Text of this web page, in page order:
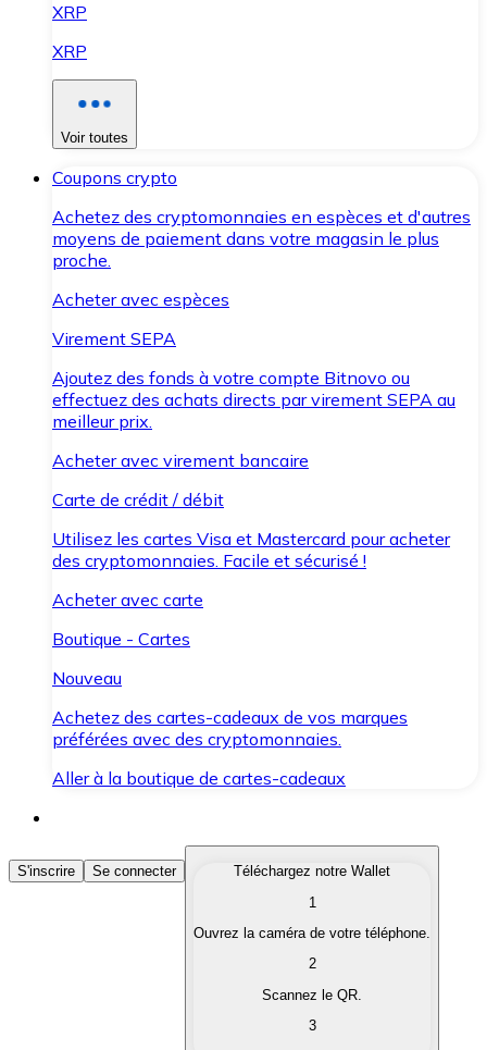
XRP
XRP
Voir toutes
Coupons crypto
Achetez des cryptomonnaies en espèces et d'autres
moyens de paiement dans votre magasin le plus
proche.
Acheter avec espèces
Virement SEPA
Ajoutez des fonds à votre compte Bitnovo ou
effectuez des achats directs par virement SEPA au
meilleur prix.
Acheter avec virement bancaire
Carte de crédit / débit
Utilisez les cartes Visa et Mastercard pour acheter
des cryptomonnaies. Facile et sécurisé !
Acheter avec carte
Boutique - Cartes
Nouveau
Achetez des cartes-cadeaux de vos marques
préférées avec des cryptomonnaies.
Aller à la boutique de cartes-cadeaux
Acheter des Cryptomonnaies
Achetez les cryptomonnaies qui vous intéressent
Convertissez vos cryptomonnaies en monnaie
S'inscrire Se connecter
Téléchargez notre Wallet
1
Ouvrez la caméra de votre téléphone.
2
Scannez le QR.
3